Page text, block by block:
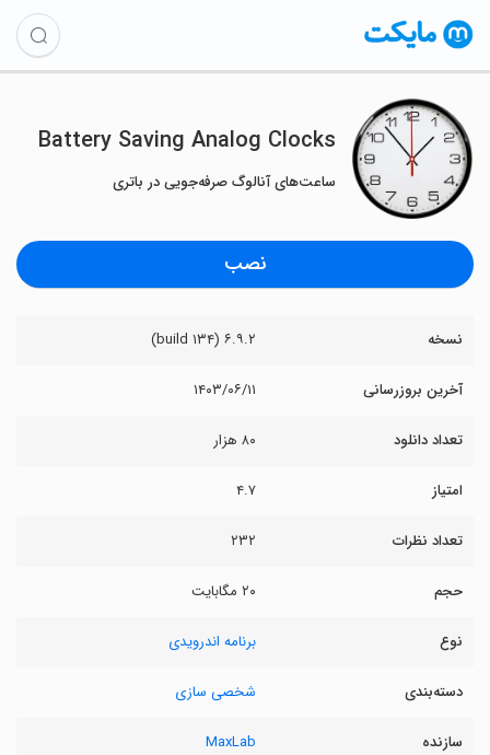
Battery Saving Analog Clocks
ساعت‌های آنالوگ صرفه‌جویی در باتری
نصب
نسخه ۶.۹.۲ (build ۱۳۴)
آخرین بروزرسانی ۱۴۰۳/۰۶/۱۱
تعداد دانلود ۸۰ هزار
امتیاز ۴.۷
تعداد نظرات ۲۳۲
حجم ۲۰ مگابایت
نوع برنامه اندرویدی
دسته‌بندی شخصی سازی
سازنده MaxLab